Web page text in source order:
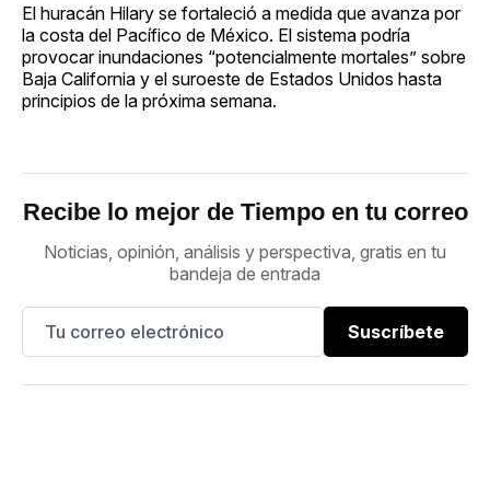
El huracán Hilary se fortaleció a medida que avanza por
la costa del Pacífico de México. El sistema podría
provocar inundaciones “potencialmente mortales” sobre
Baja California y el suroeste de Estados Unidos hasta
principios de la próxima semana.
Recibe lo mejor de Tiempo en tu correo
Noticias, opinión, análisis y perspectiva, gratis en tu
bandeja de entrada
Suscríbete